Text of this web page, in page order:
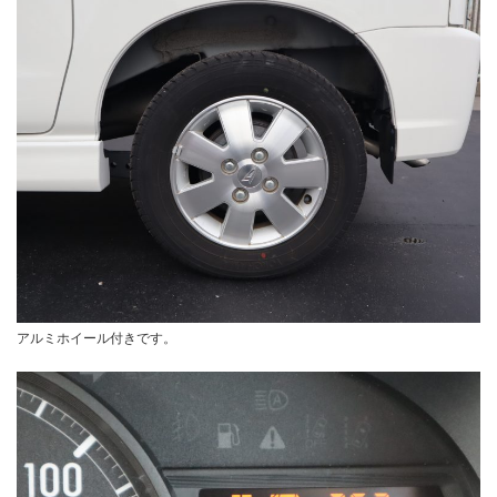
アルミホイール付きです。